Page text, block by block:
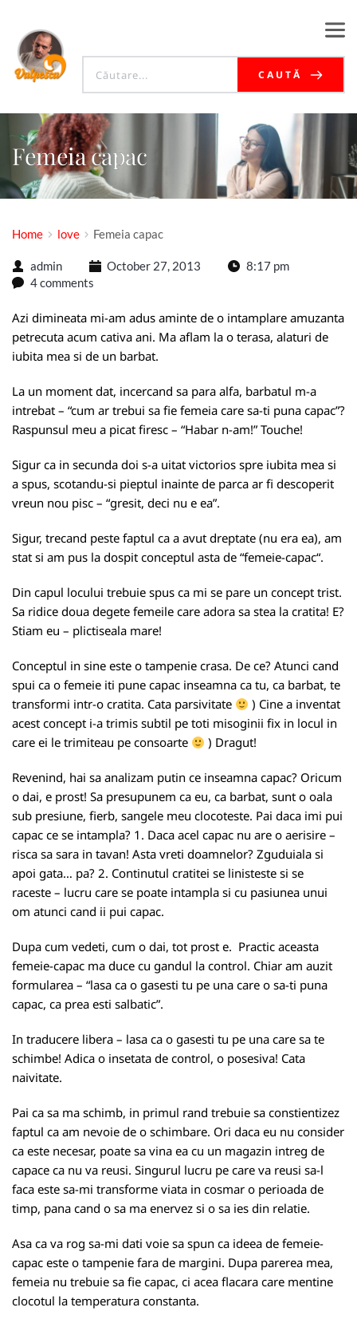
CAUTĂ
Femeia capac
Home love Femeia capac
admin October 27, 2013
8:17 pm
4 comments
Azi dimineata mi-am adus aminte de o intamplare amuzanta
petrecuta acum cativa ani. Ma aflam la o terasa, alaturi de
iubita mea si de un barbat.
La un moment dat, incercand sa para alfa, barbatul m-a
intrebat – “cum ar trebui sa fie femeia care sa-ti puna capac”?
Raspunsul meu a picat firesc – “Habar n-am!” Touche!
Sigur ca in secunda doi s-a uitat victorios spre iubita mea si
a spus, scotandu-si pieptul inainte de parca ar fi descoperit
vreun nou pisc – “gresit, deci nu e ea”.
Sigur, trecand peste faptul ca a avut dreptate (nu era ea), am
stat si am pus la dospit conceptul asta de “femeie-capac“.
Din capul locului trebuie spus ca mi se pare un concept trist.
Sa ridice doua degete femeile care adora sa stea la cratita! E?
Stiam eu – plictiseala mare!
Conceptul in sine este o tampenie crasa. De ce? Atunci cand
spui ca o femeie iti pune capac inseamna ca tu, ca barbat, te
transformi intr-o cratita. Cata parsivitate
) Cine a inventat
acest concept i-a trimis subtil pe toti misoginii fix in locul in
care ei le trimiteau pe consoarte
) Dragut!
Revenind, hai sa analizam putin ce inseamna capac? Oricum
o dai, e prost! Sa presupunem ca eu, ca barbat, sunt o oala
sub presiune, fierb, sangele meu clocoteste. Pai daca imi pui
capac ce se intampla? 1. Daca acel capac nu are o aerisire –
risca sa sara in tavan! Asta vreti doamnelor? Zguduiala si
apoi gata… pa? 2. Continutul cratitei se linisteste si se
raceste – lucru care se poate intampla si cu pasiunea unui
om atunci cand ii pui capac.
Dupa cum vedeti, cum o dai, tot prost e. Practic aceasta
femeie-capac ma duce cu gandul la control. Chiar am auzit
formularea – “lasa ca o gasesti tu pe una care o sa-ti puna
capac, ca prea esti salbatic”.
In traducere libera – lasa ca o gasesti tu pe una care sa te
schimbe! Adica o insetata de control, o posesiva! Cata
naivitate.
Pai ca sa ma schimb, in primul rand trebuie sa constientizez
faptul ca am nevoie de o schimbare. Ori daca eu nu consider
ca este necesar, poate sa vina ea cu un magazin intreg de
capace ca nu va reusi. Singurul lucru pe care va reusi sa-l
faca este sa-mi transforme viata in cosmar o perioada de
timp, pana cand o sa ma enervez si o sa ies din relatie.
Asa ca va rog sa-mi dati voie sa spun ca ideea de femeie-
capac este o tampenie fara de margini. Dupa parerea mea,
femeia nu trebuie sa fie capac, ci acea flacara care mentine
clocotul la temperatura constanta.